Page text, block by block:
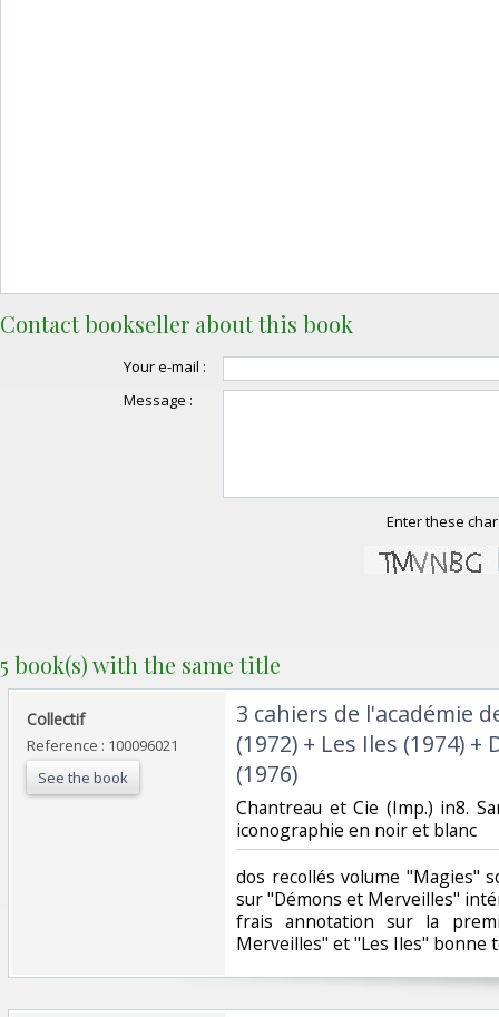
Contact bookseller about this book
Your e-mail :
Message :
Enter these
5 book(s) with the same title
‎Collectif‎
Reference : 100096021
See the book
‎3 cahiers de l'académie
(1972) + Les Iles (1974)
(1976)‎
‎Chantreau et Cie (Imp.) in8.
iconographie en noir et blanc‎
‎dos recollés volume "Magies"
sur "Démons et Merveilles"
frais annotation sur la
Merveilles" et "Les Iles" bonne